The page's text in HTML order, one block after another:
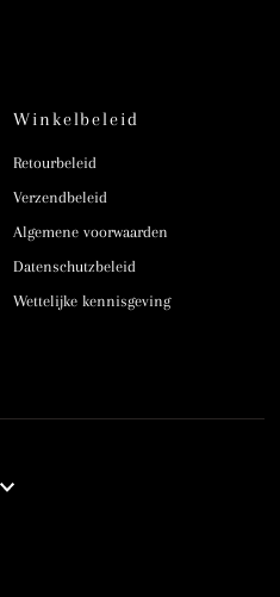
Winkelbeleid
Retourbeleid
Verzendbeleid
Algemene voorwaarden
Datenschutzbeleid
Wettelijke kennisgeving